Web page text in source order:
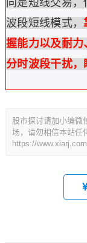
同是短线交易
波段短线模式，
握能力以及耐
分时波段干扰，
股市探讨请加小编微
场，请勿相信本站任
https://